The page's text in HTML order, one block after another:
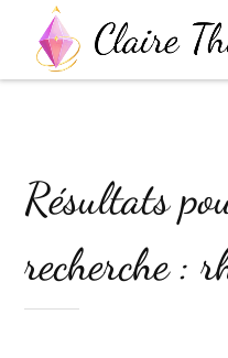
Résultats
recherche :